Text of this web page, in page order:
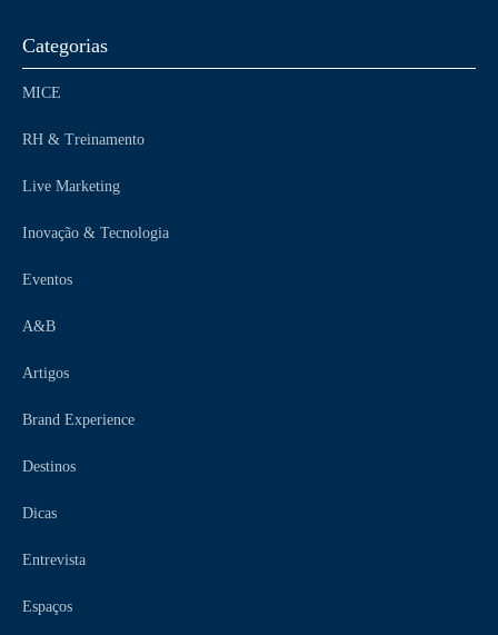
Categorias
MICE
RH & Treinamento
Live Marketing
Inovação & Tecnologia
Eventos
A&B
Artigos
Brand Experience
Destinos
Dicas
Entrevista
Espaços